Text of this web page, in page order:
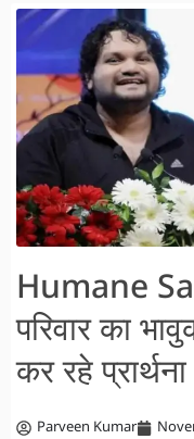
Humane
परिवार का
कर रहे प्रार्थना
Parveen Kumar